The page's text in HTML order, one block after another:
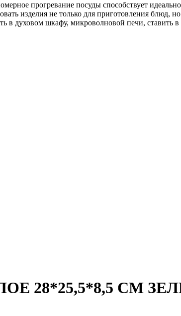
прогревание посуды способствует
изделия не только для приготовления блюд,
духовом шкафу, микроволновой печи, ставить
28*25,5*8,5 СМ